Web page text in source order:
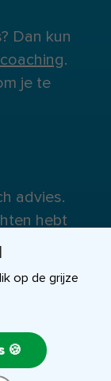
Dan kun
.
je te
advies.
hebt
op
op de grijze
🍪